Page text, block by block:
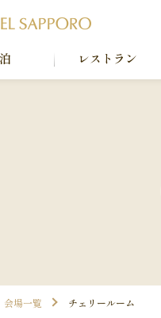
レストラン
会場一覧 チェリールーム